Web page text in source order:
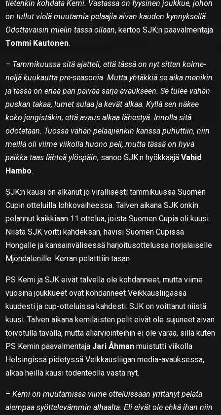
tietenkin kohdata Kemi. Vastassa on fyysinen joukkue, johon
on tullut vielä muutamia pelaajia aivan kauden kynnyksellä.
Odottavaisin mielin tässä ollaan, kertoo SJK:n päävalmentaja
Tommi Kautonen.
– Tammikuussa sitä ajatteli, että tässä on nyt sitten kolme-
neljä kuukautta pre-seasonia. Mutta yhtäkkiä se aika menikin
ja tässä on enää pari päivää sarja-avaukseen. Se tulee vähän
puskan takaa, lumet sulaa ja kevät alkaa. Kyllä sen näkee
koko jengistäkin, että avaus alkaa lähestyä. Innolla sitä
odotetaan. Tuossa vähän pelaajienkin kanssa puhuttiin, niin
meillä oli viime viikolla huono peli, mutta tässä on hyvä
paikka taas lähteä ylöspäin, sanoo SJK:n hyökkääjäVahid
Hambo.
SJK:n kausi on alkanut jo virallisesti tammikuussa Suomen
Cupin otteluilla lohkovaiheessa. Talven aikana SJK onkin
pelannut kaikkiaan 11 ottelua, joista Suomen Cupia oli kuusi.
Niistä SJK voitti kahdeksan, hävisi Suomen Cupissa
Hongalle ja kansainvälisessä harjoitusottelussa norjalaiselle
Mjöndalenille. Kerran pelatttiin tasan.
PS Kemi ja SJK eivät talvella ole kohdanneet, mutta viime
vuosina joukkueet ovat kohdanneet Veikkausliigassa
kuudesti ja cup-otteluissa kahdesti. SJK on voittanut niistä
kuusi. Talven aikana kemiläisten pelit eivät ole sujuneet aivan
toivotulla tavalla, mutta aliarviointeihin ei ole varaa, sillä kuten
PS Kemin päävalmentaja Jari Åhmanmuistutti viikolla
Helsingissä pidetyssä Veikkausliigan media-avauksessa,
alkaa heillä kausi todenteolla vasta nyt.
–Kemi on muutamissa viime otteluissaan yrittänyt pelata
aiempaa syöttelevämmin alhaalta. Eli eivät ole ehkä ihan niin